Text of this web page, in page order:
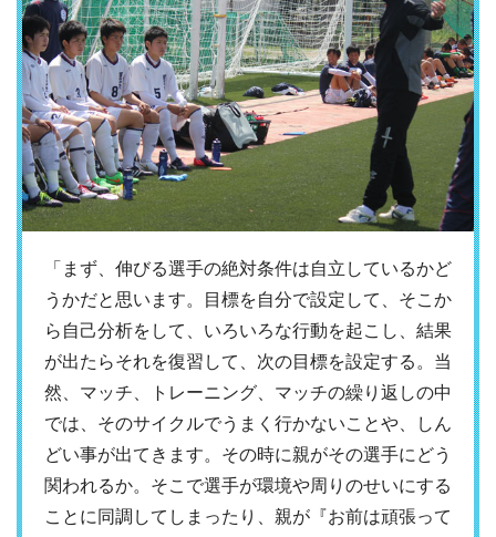
「まず、伸びる選手の絶対条件は自立しているかど
うかだと思います。目標を自分で設定して、そこか
ら自己分析をして、いろいろな行動を起こし、結果
が出たらそれを復習して、次の目標を設定する。当
然、マッチ、トレーニング、マッチの繰り返しの中
では、そのサイクルでうまく行かないことや、しん
どい事が出てきます。その時に親がその選手にどう
関われるか。そこで選手が環境や周りのせいにする
ことに同調してしまったり、親が『お前は頑張って